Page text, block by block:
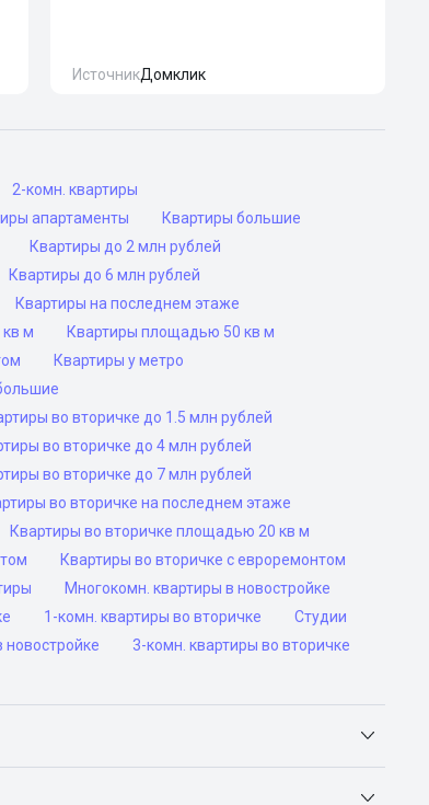
ИсточникДомклик
2-комн. квартиры
апартаменты
Квартиры большие
Квартиры до 2 млн рублей
Квартиры до 6 млн рублей
Квартиры на последнем этаже
м
Квартиры площадью 50 кв м
Квартиры у метро
во вторичке до 1.5 млн рублей
во вторичке до 4 млн рублей
во вторичке до 7 млн рублей
во вторичке на последнем этаже
Квартиры во вторичке площадью 20 кв м
Квартиры во вторичке с евроремонтом
Многокомн. квартиры в новостройке
1-комн. квартиры во вторичке
Студии
новостройке
3-комн. квартиры во вторичке